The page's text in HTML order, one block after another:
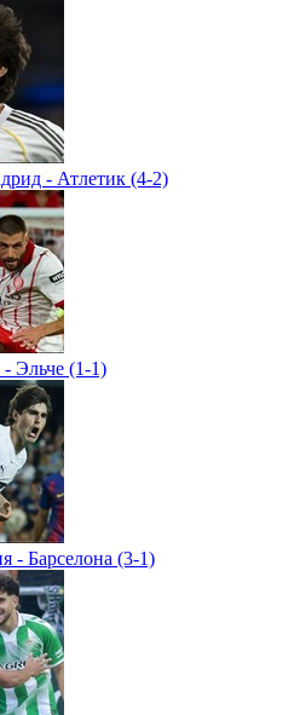
- Атлетик (4-2)
Эльче (1-1)
- Барселона (3-1)